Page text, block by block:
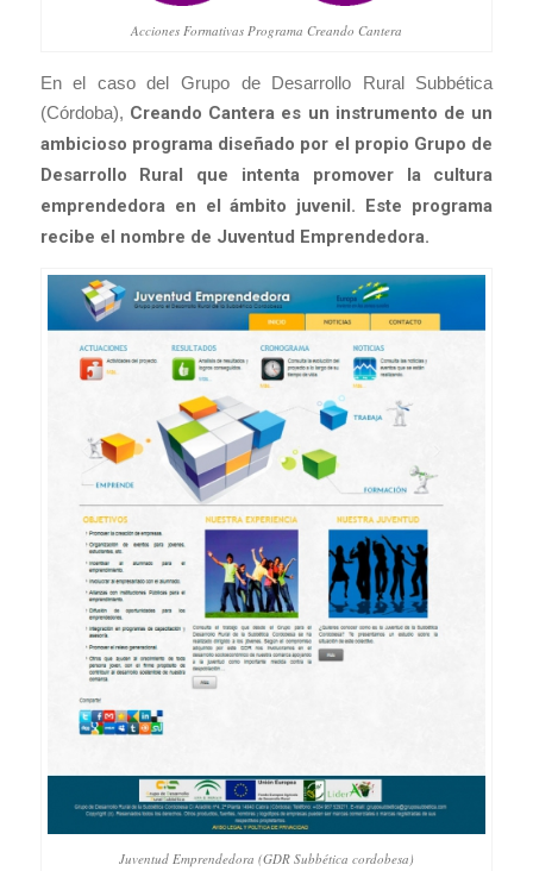
Acciones Formativas Programa Creando Cantera
En el caso del Grupo de Desarrollo Rural Subbética
(Córdoba), Creando Cantera es un instrumento de un
ambicioso programa diseñado por el propio Grupo de
Desarrollo Rural que intenta promover la cultura
emprendedora en el ámbito juvenil. Este programa
recibe el nombre de Juventud Emprendedora.
Juventud Emprendedora (GDR Subbética cordobesa)